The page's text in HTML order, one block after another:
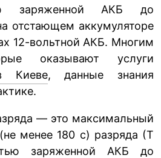
заряженной АКБ до
отстающем аккумуляторе
12-вольтной АКБ. Многим
оказывают услуги
Киеве, данные знания
— это максимальный
менее 180 с) разряда (Т
заряженной АКБ до